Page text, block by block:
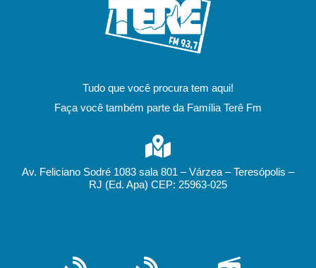
Tudo que você procura tem aqui!
Faça você também parte da Família Terê Fm
Av. Feliciano Sodré 1083 sala 801 – Várzea – Teresópolis –
RJ (Ed. Apa) CEP: 25963-025